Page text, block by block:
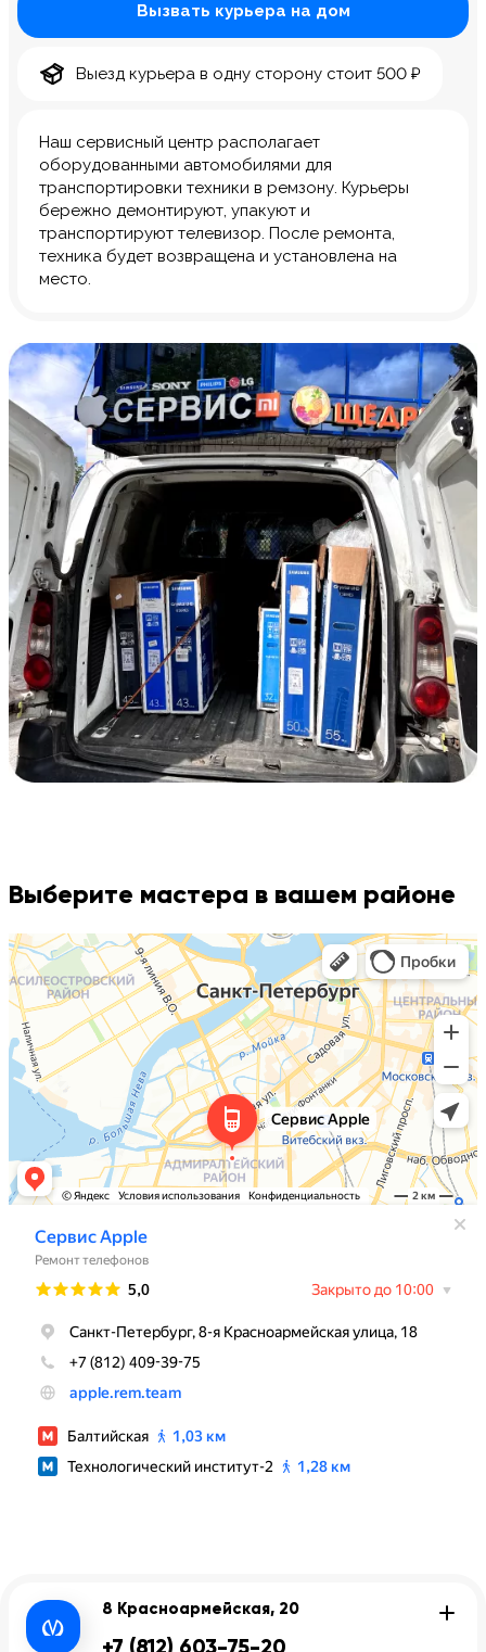
Наш сервисный центр располагает
оборудованными автомобилями для
транспортировки техники в ремзону. Курьеры
бережно демонтируют, упакуют и
транспортируют телевизор. После ремонта,
техника будет возвращена и установлена на
место.
Вызвать курьера на дом
Выезд курьера в одну сторону стоит 500 ₽
Выберите мастера в вашем районе
8 Красноармейская, 20